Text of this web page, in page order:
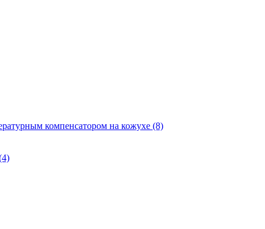
компенсатором на кожухе (8)